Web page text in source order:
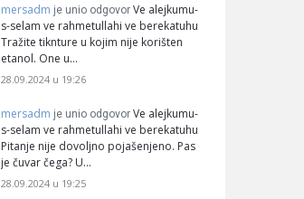
mersadm je unio odgovor Ve alejkumu-
s-selam ve rahmetullahi ve berekatuhu
Tražite tiknture u kojim nije korišten
etanol. One u…
28.09.2024 u 19:26
mersadm je unio odgovor Ve alejkumu-
s-selam ve rahmetullahi ve berekatuhu
Pitanje nije dovoljno pojašenjeno. Pas
je čuvar čega? U…
28.09.2024 u 19:25